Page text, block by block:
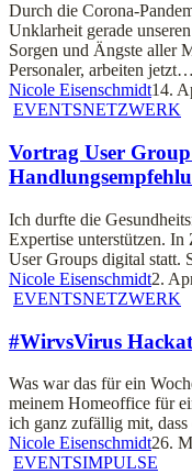
Durch die Corona-
Unklarheit gerade
Sorgen und Ängste aller
Personaler, arbeiten jetzt…
Nicole Eisenschmidt14.
EVENTSNETZWERK
Vortrag User
Ich durfte die
Expertise unterstützen.
User Groups digital statt.
Nicole Eisenschmidt2.
EVENTSNETZWERK
#WirvsVirus
Was war das für ein
meinem Homeoffice für
ich ganz zufällig mit,
Nicole Eisenschmidt26.
EVENTSIMPULSE